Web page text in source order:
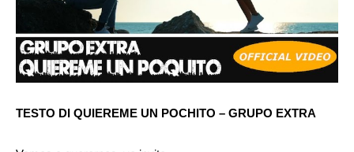
TESTO DI QUIEREME UN POCHITO – GRUPO EXTRA